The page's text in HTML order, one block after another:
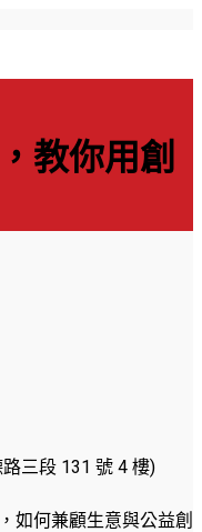
教你用創
三段 131 號 4 樓)
如何兼顧生意與公益創